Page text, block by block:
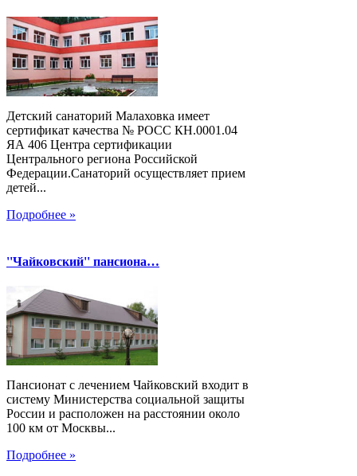
Детский санаторий Малаховка имеет
сертификат качества № РОСС КН.0001.04
ЯА 406 Центра сертификации
Центрального региона Российской
Федерации.Санаторий осуществляет прием
детей...
Подробнее »
''Чайковский'' пансиона…
Пансионат с лечением Чайковский входит в
систему Министерства социальной защиты
России и расположен на расстоянии около
100 км от Москвы...
Подробнее »